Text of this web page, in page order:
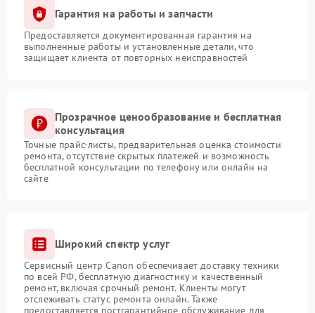
Гарантия на работы и запчасти
Предоставляется документированная гарантия на
выполненные работы и установленные детали, что
защищает клиента от повторных неисправностей
Прозрачное ценообразование и бесплатная
консультация
Точные прайс-листы, предварительная оценка стоимости
ремонта, отсутствие скрытых платежей и возможность
бесплатной консультации по телефону или онлайн на
сайте
Широкий спектр услуг
Сервисный центр Canon обеспечивает доставку техники
по всей РФ, бесплатную диагностику и качественный
ремонт, включая срочный ремонт. Клиенты могут
отслеживать статус ремонта онлайн. Также
предоставляется постгарантийное обслуживание для